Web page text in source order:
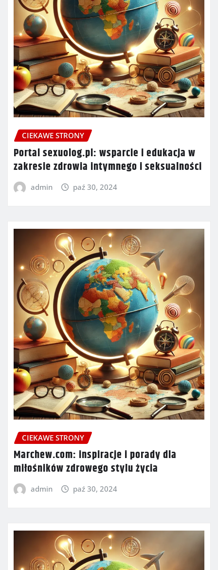
CIEKAWE STRONY
Portal sexuolog.pl: wsparcie i edukacja w
zakresie zdrowia intymnego i seksualności
admin paź 30, 2024
CIEKAWE STRONY
Marchew.com: inspiracje i porady dla
miłośników zdrowego stylu życia
admin paź 30, 2024